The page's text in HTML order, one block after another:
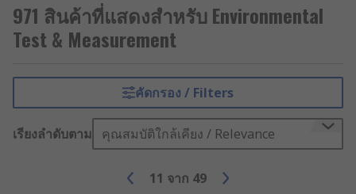
971 สินค้าที่แสดงสำหรับ Environmental
Test & Measurement
คัดกรอง / Filters
เรียงลำดับตาม คุณสมบัติใกล้เคียง / Relevance
11 จาก 49